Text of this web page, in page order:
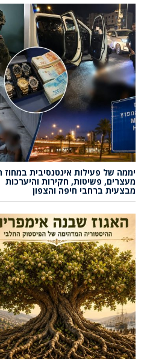
יממה של פעילות אינטנסיבית במחוז
מעצרים, פשיטות, חקירות והיערכות
מבצעית ברחבי חיפה והצפון